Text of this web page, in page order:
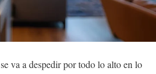
va a despedir por todo lo alto en lo